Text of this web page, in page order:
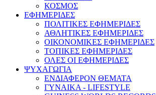
ΚΟΣΜΟΣ
ΕΦΗΜΕΡΙΔΕΣ
ΠΟΛΙΤΙΚΕΣ ΕΦΗΜΕΡΙΔΕΣ
ΑΘΛΗΤΙΚΕΣ ΕΦΗΜΕΡΙΔΕΣ
ΟΙΚΟΝΟΜΙΚΕΣ ΕΦΗΜΕΡΙΔΕΣ
ΤΟΠΙΚΕΣ ΕΦΗΜΕΡΙΔΕΣ
ΟΛΕΣ ΟΙ ΕΦΗΜΕΡΙΔΕΣ
ΨΥΧΑΓΩΓΙΑ
ΕΝΔΙΑΦΕΡΟΝ ΘΕΜΑΤΑ
ΓΥΝΑΙΚΑ - LIFESTYLE